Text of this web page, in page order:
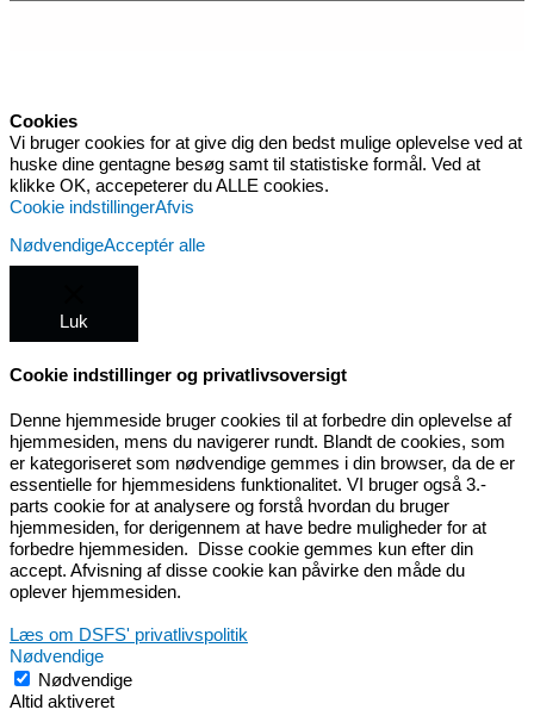
Cookies
Vi bruger cookies for at give dig den bedst mulige oplevelse ved at
huske dine gentagne besøg samt til statistiske formål. Ved at
klikke OK, accepeterer du ALLE cookies.
Cookie indstillingerAfvis
NødvendigeAcceptér alle
Luk
Cookie indstillinger og privatlivsoversigt
Denne hjemmeside bruger cookies til at forbedre din oplevelse af
hjemmesiden, mens du navigerer rundt. Blandt de cookies, som
er kategoriseret som nødvendige gemmes i din browser, da de er
essentielle for hjemmesidens funktionalitet. VI bruger også 3.-
parts cookie for at analysere og forstå hvordan du bruger
hjemmesiden, for derigennem at have bedre muligheder for at
forbedre hjemmesiden. Disse cookie gemmes kun efter din
accept. Afvisning af disse cookie kan påvirke den måde du
oplever hjemmesiden.
Læs om DSFS' privatlivspolitik
Nødvendige
Nødvendige
Altid aktiveret